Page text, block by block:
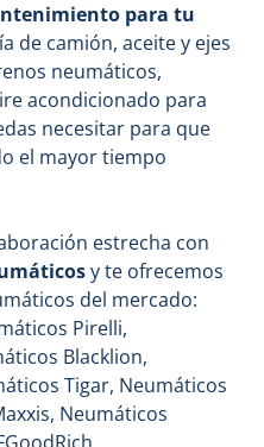
para tu
de camión, aceite y ejes
neumáticos,
acondicionado para
necesitar para que
el mayor tiempo
estrecha con
y te ofrecemos
del mercado:
Pirelli,
Blacklion,
Tigar, Neumáticos
Neumáticos